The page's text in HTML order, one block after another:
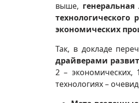
выше,
экономических
Так, в докладе
драйверами
2 – экономических,
технологиях –